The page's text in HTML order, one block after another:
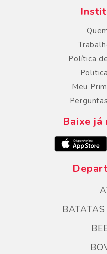
Política
Meu
Baixe já